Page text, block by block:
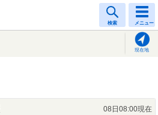
検索 メニュー
現在地
08日08:00現在